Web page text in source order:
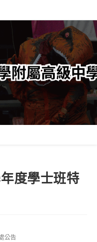
度學士班特
公告